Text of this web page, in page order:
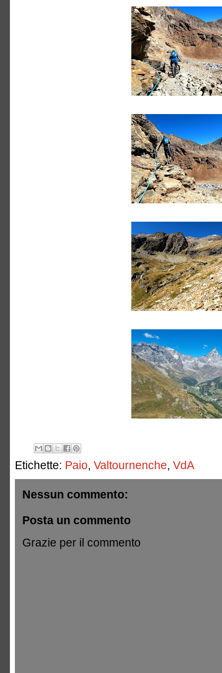
Etichette: Paio, Valtournenche, VdA
Nessun commento:
Posta un commento
Grazie per il commento